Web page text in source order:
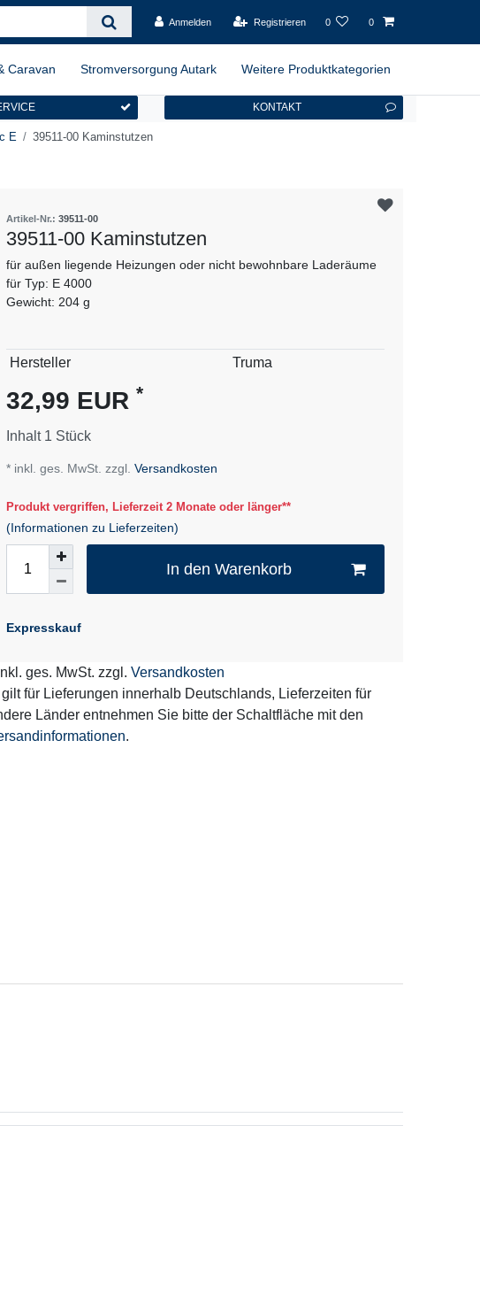
Anmelden Registrieren 0 0
Caravan Stromversorgung Autark Weitere Produktkategorien
KONTAKT
E 39511-00 Kaminstutzen
Artikel-Nr.: 39511-00
39511-00 Kaminstutzen
für außen liegende Heizungen oder nicht bewohnbare Laderäume
für Typ: E 4000
Gewicht: 204 g
Technisches
Wert
Hersteller Truma
32,99 EUR *
Inhalt 1 Stück
* inkl. ges. MwSt. zzgl. Versandkosten
Produkt vergriffen, Lieferzeit 2 Monate oder länger**
(Informationen zu Lieferzeiten)
In den Warenkorb
Expresskauf
ges. MwSt. zzgl. Versandkosten
gilt für Lieferungen innerhalb Deutschlands, Lieferzeiten für
Länder entnehmen Sie bitte der Schaltfläche mit den
.